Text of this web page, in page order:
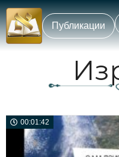
Публикации
00:01:42